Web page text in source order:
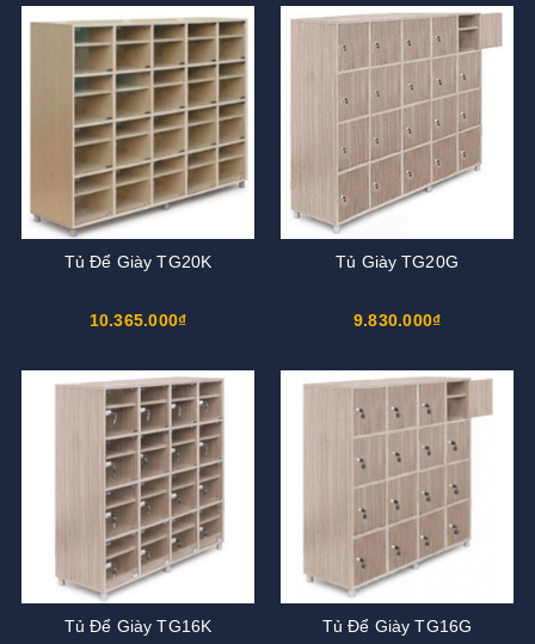
Tủ Để Giày TG20K
10.365.000₫
Tủ Giày TG20G
9.830.000₫
Tủ Để Giày TG16K Tủ Để Giày TG16G